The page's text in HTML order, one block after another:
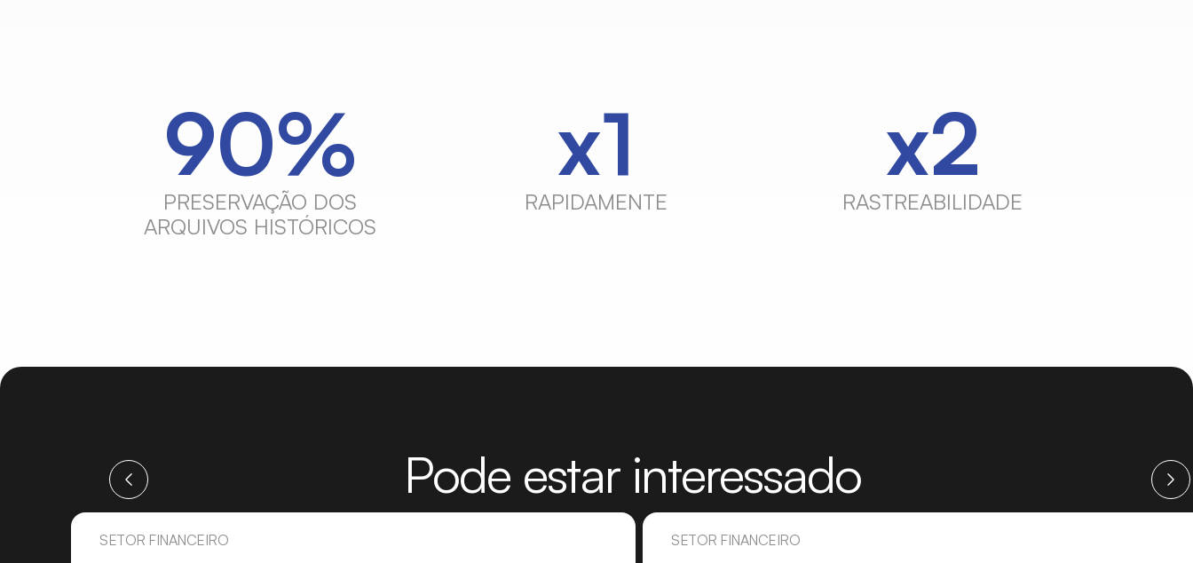
100%
PRESERVAÇÃO DOS
ARQUIVOS HISTÓRICOS
x2
RAPIDAMENTE
x3
RASTREABILIDADE
Pode estar interessado
SETOR FINANCEIRO SETOR FINANCEIRO